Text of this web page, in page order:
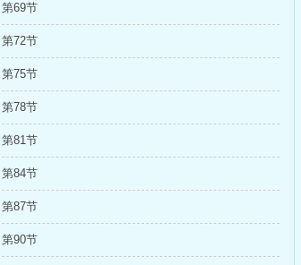
第69节
第72节
第75节
第78节
第81节
第84节
第87节
第90节